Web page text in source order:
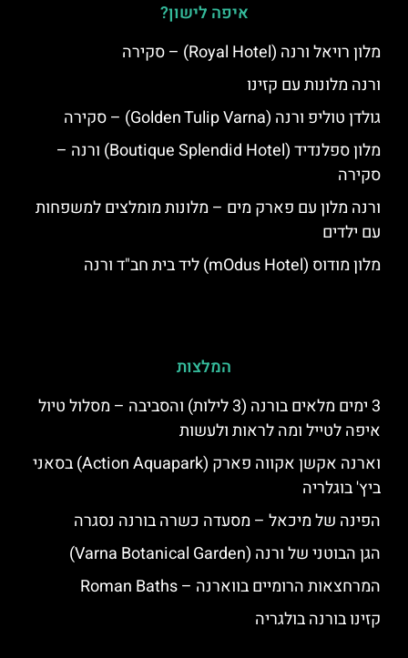
איפה לישון?
מלון רויאל ורנה (Royal Hotel) – סקירה
ורנה מלונות עם קזינו
גולדן טוליפ ורנה (Golden Tulip Varna) – סקירה
מלון ספלנדיד (Boutique Splendid Hotel) ורנה –
סקירה
ורנה מלון עם פארק מים – מלונות מומלצים למשפחות
עם ילדים
מלון מודוס (mOdus Hotel) ליד בית חב"ד ורנה
המלצות
3 ימים מלאים בורנה (3 לילות) והסביבה – מסלול טיול
איפה לטייל ומה לראות ולעשות
וארנה אקשן אקווה פארק (Action Aquapark) בסאני
ביץ' בוגלריה
הפינה של מיכאל – מסעדה כשרה בורנה נסגרה
הגן הבוטני של ורנה (Varna Botanical Garden)
המרחצאות הרומיים בווארנה – Roman Baths
קזינו בורנה בולגריה